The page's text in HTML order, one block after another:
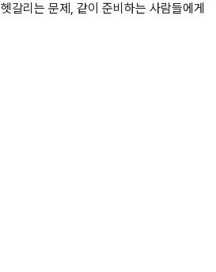
헷갈리는 문제, 같이 준비하는 사람들에게